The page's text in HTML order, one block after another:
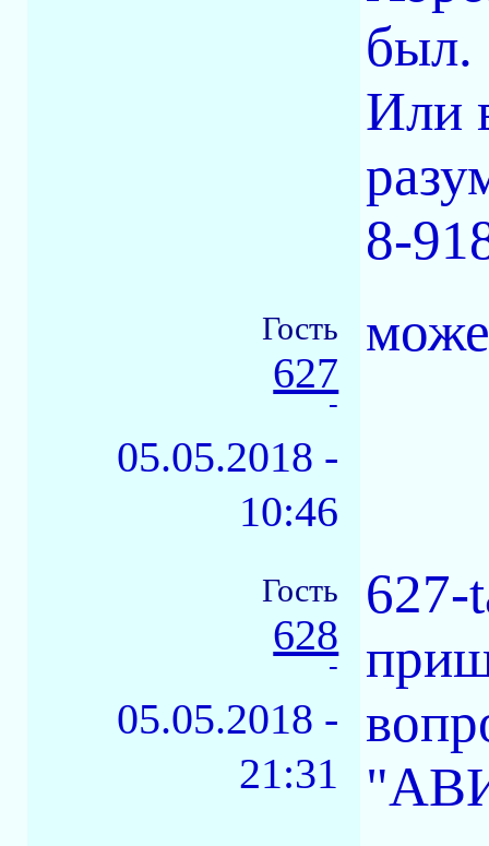
был.
Или
8-
Гость
627
-
05.05.2018 -
10:46
Гость
628
-
05.05.2018 -
21:31
627-